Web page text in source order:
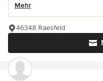
Mehr
46348 Raesfeld